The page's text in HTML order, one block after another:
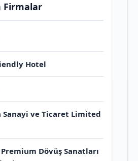
Firmalar
Hotel
Sanayi ve Ticaret Limited
Dövüş Sanatları